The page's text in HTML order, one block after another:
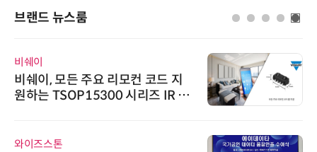
브랜드 뉴스룸
비쉐이
비쉐이, 모든 주요 리모컨 코드 지
원하는 TSOP15300 시리즈 IR 수
와이즈스톤